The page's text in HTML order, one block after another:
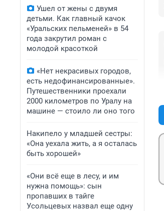
Ушел от жены с двумя
детьми. Как главный качок
«Уральских пельменей» в 54
года закрутил роман с
молодой красоткой
«Нет некрасивых городов,
есть недофинансированные».
Путешественники проехали
2000 километров по Уралу на
машине — стоило ли оно того
Накипело у младшей сестры:
«Она уехала жить, а я осталась
быть хорошей»
«Они всё еще в лесу, и им
нужна помощь»: сын
пропавших в тайге
Усольцевых назвал еще одну